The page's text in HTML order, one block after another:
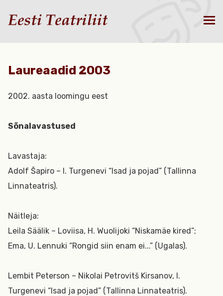
Laureaadid 2003
2002. aasta loomingu eest
Sõnalavastused
Lavastaja:
Adolf Šapiro – I. Turgenevi “Isad ja pojad” (Tallinna
Linnateatris).
Näitleja:
Leila Säälik – Loviisa, H. Wuolijoki “Niskamäe kired”;
Ema, U. Lennuki “Rongid siin enam ei...” (Ugalas).
Lembit Peterson – Nikolai Petrovitš Kirsanov, I.
Turgenevi “Isad ja pojad” (Tallinna Linnateatris).